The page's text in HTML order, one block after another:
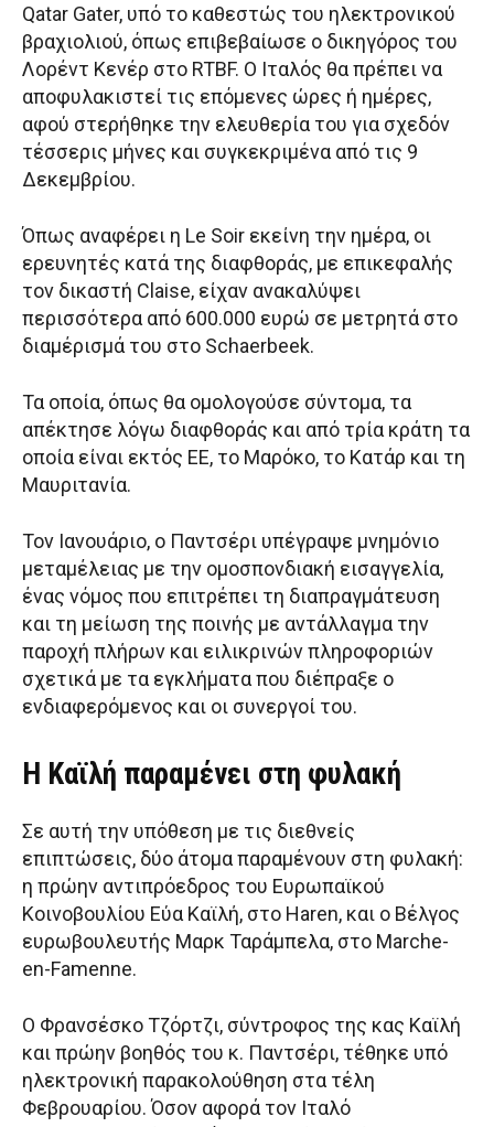
Qatar Gater, υπό το καθεστώς του ηλεκτρονικού
βραχιολιού, όπως επιβεβαίωσε ο δικηγόρος του
Λορέντ Κενέρ στο RTBF. Ο Ιταλός θα πρέπει να
αποφυλακιστεί τις επόμενες ώρες ή ημέρες,
αφού στερήθηκε την ελευθερία του για σχεδόν
τέσσερις μήνες και συγκεκριμένα από τις 9
Δεκεμβρίου.
Όπως αναφέρει η Le Soir εκείνη την ημέρα, οι
ερευνητές κατά της διαφθοράς, με επικεφαλής
τον δικαστή Claise, είχαν ανακαλύψει
περισσότερα από 600.000 ευρώ σε μετρητά στο
διαμέρισμά του στο Schaerbeek.
Τα οποία, όπως θα ομολογούσε σύντομα, τα
απέκτησε λόγω διαφθοράς και από τρία κράτη τα
οποία είναι εκτός ΕΕ, το Μαρόκο, το Κατάρ και τη
Μαυριτανία.
Τον Ιανουάριο, ο Παντσέρι υπέγραψε μνημόνιο
μεταμέλειας με την ομοσπονδιακή εισαγγελία,
ένας νόμος που επιτρέπει τη διαπραγμάτευση
και τη μείωση της ποινής με αντάλλαγμα την
παροχή πλήρων και ειλικρινών πληροφοριών
σχετικά με τα εγκλήματα που διέπραξε ο
ενδιαφερόμενος και οι συνεργοί του.
Η Καϊλή παραμένει στη φυλακή
Σε αυτή την υπόθεση με τις διεθνείς
επιπτώσεις, δύο άτομα παραμένουν στη φυλακή:
η πρώην αντιπρόεδρος του Ευρωπαϊκού
Κοινοβουλίου Εύα Καϊλή, στο Haren, και ο Βέλγος
ευρωβουλευτής Μαρκ Ταράμπελα, στο Marche-
en-Famenne.
Ο Φρανσέσκο Τζόρτζι, σύντροφος της κας Καϊλή
και πρώην βοηθός του κ. Παντσέρι, τέθηκε υπό
ηλεκτρονική παρακολούθηση στα τέλη
Φεβρουαρίου. Όσον αφορά τον Ιταλό